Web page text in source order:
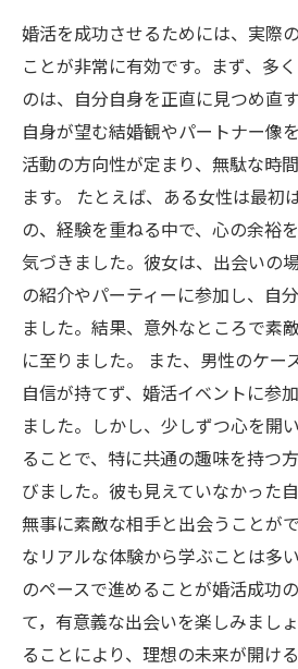
婚活を成功させるためには、実際
ことが非常に有効です。まず、多
のは、自分自身を正直に見つめ直
自身が望む結婚観やパートナー像
活動の方向性が定まり、無駄な時
ます。 たとえば、ある女性は最初
の、経験を重ねる中で、心の余裕
気づきました。彼女は、出会いの
の紹介やパーティーに参加し、自
ました。結果、意外なところで素
に至りました。 また、男性のケー
自信が持てず、婚活イベントに参
ました。しかし、少しずつ心を開
ることで、特に共通の趣味を持つ
びました。彼も見えていなかった
無事に素敵な相手と出会うことが
なリアルな体験から学ぶことは多
のペースで進めることが婚活成功
て，有意義な出会いを楽しみまし
ることにより、理想の未来が開け